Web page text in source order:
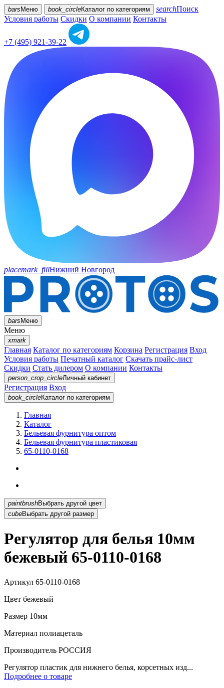
bars Меню book_circleКаталог по категориям searchПоиск
Условия работы Скидки О компании Контакты
+7 (495) 921-39-22
placemark_fillНижний Новгород
barsМеню
Меню
xmark
Главная Каталог по категориям Корзина Регистрация Вход
Условия работы Печатный каталог Скачать прайс-лист
Скидки Стать дилером О компании Контакты
person_crop_circleЛичный кабинет
Регистрация Вход
book_circleКаталог по категориям
Главная
Каталог
Бельевая фурнитура оптом
Бельевая фурнитура пластиковая
65-0110-0168
paintbrush
Выбрать другой цвет
cubeВыбрать другой размер
Регулятор для белья 10мм
бежевый 65-0110-0168
Артикул 65-0110-0168
Цвет бежевый
Размер 10мм
Материал полиацеталь
Производитель РОССИЯ
Регулятор пластик для нижнего белья, корсетных изд...
Подробнее о товаре